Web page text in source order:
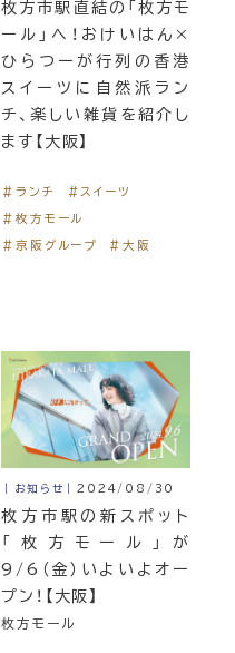
枚方市駅直結の「枚方モ
ール」へ！おけいはん×
ひらつーが行列の香港
スイーツに自然派ラン
チ、楽しい雑貨を紹介し
ます【大阪】
＃ランチ
＃スイーツ
＃枚方モール
＃京阪グループ
＃大阪
｜お知らせ｜2024/08/30
枚方市駅の新スポット
「枚方モール」が
9/6（金）いよいよオー
プン！【大阪】
枚方モール